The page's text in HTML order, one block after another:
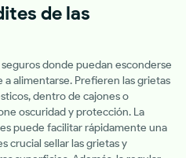
de las
donde puedan esconderse
a alimentarse. Prefieren las grietas
dentro de cajones o
oscuridad y protección. La
puede facilitar rápidamente una
crucial sellar las grietas y